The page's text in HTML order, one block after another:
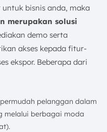
bisnis anda, maka
merupakan solusi
demo serta
akses kepada fitur-
ekspor. Beberapa dari
pelanggan dalam
melalui berbagai moda